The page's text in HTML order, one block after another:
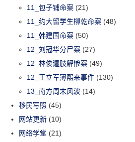
11_包子铺命案 (21)
11_约大留学生柳乾命案 (48)
11_韩建国命案 (50)
12_刘冠华分尸案 (27)
12_林俊遭肢解惨案 (49)
12_王立军薄熙来事件 (130)
13_南方周末风波 (14)
移民写照 (45)
网站更新 (10)
网络学堂 (21)